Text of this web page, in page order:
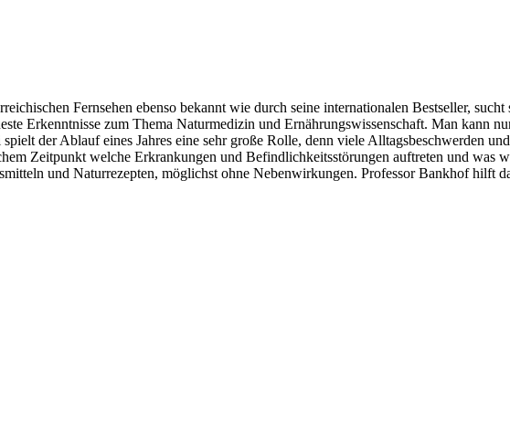
Fernsehen ebenso bekannt wie durch seine internationalen Bestseller,
Erkenntnisse zum Thema Naturmedizin und Ernährungswissenschaft. Man kann
der Ablauf eines Jahres eine sehr große Rolle, denn viele Alltagsbeschwerden
Zeitpunkt welche Erkrankungen und Befindlichkeitsstörungen auftreten und was
und Naturrezepten, möglichst ohne Nebenwirkungen. Professor Bankhof hilft